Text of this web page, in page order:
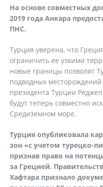
На основе совместных
2019 года Анкара
ПНС.
Турция уверена, что
ограничить ее узкими
новые границы позволят
подводных
президента Турции
будут теперь совместно
Средиземном море.
Турция опубликовала
зон «с учетом турецко-
признав право на
за Грецией.
Хафтара признало